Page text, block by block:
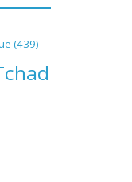
(439)